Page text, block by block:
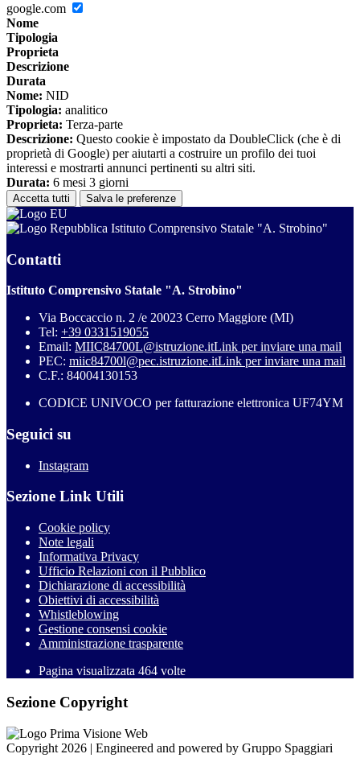
google.com
Nome
Tipologia
Proprieta
Descrizione
Durata
Nome: NID
Tipologia: analitico
Proprieta: Terza-parte
Descrizione: Questo cookie è impostato da DoubleClick (che è di
proprietà di Google) per aiutarti a costruire un profilo dei tuoi
interessi e mostrarti annunci pertinenti su altri siti.
Durata: 6 mesi 3 giorni
Accetta tutti Salva le preferenze
Istituto Comprensivo Statale "A. Strobino"
Contatti
Istituto Comprensivo Statale "A. Strobino"
Via Boccaccio n. 2 /e 20023 Cerro Maggiore (MI)
Tel: +39 0331519055
Email: MIIC84700L@istruzione.itLink per inviare una mail
PEC: miic84700l@pec.istruzione.itLink per inviare una mail
C.F.: 84004130153
CODICE UNIVOCO per fatturazione elettronica UF74YM
Seguici su
Instagram
Sezione Link Utili
Cookie policy
Note legali
Informativa Privacy
Ufficio Relazioni con il Pubblico
Dichiarazione di accessibilità
Obiettivi di accessibilità
Whistleblowing
Gestione consensi cookie
Amministrazione trasparente
Pagina visualizzata 464 volte
Sezione Copyright
Copyright 2026 | Engineered and powered by Gruppo Spaggiari